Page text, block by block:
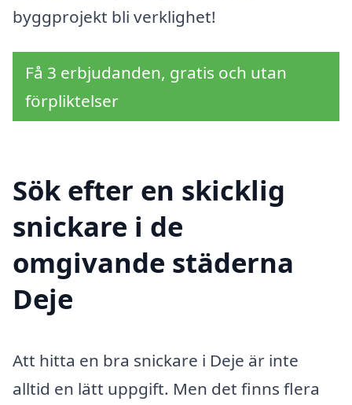
byggprojekt bli verklighet!
Få 3 erbjudanden, gratis och utan
förpliktelser
Sök efter en skicklig
snickare i de
omgivande städerna
Deje
Att hitta en bra snickare i Deje är inte
alltid en lätt uppgift. Men det finns flera